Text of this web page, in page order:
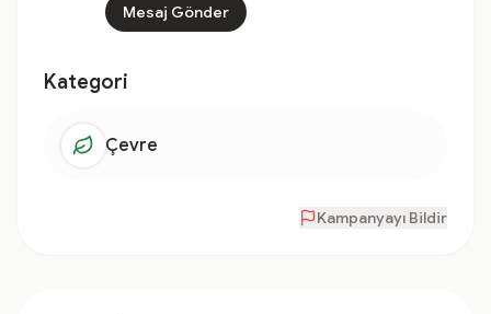
Mesaj Gönder
Kategori
Çevre
Kampanyayı Bildir